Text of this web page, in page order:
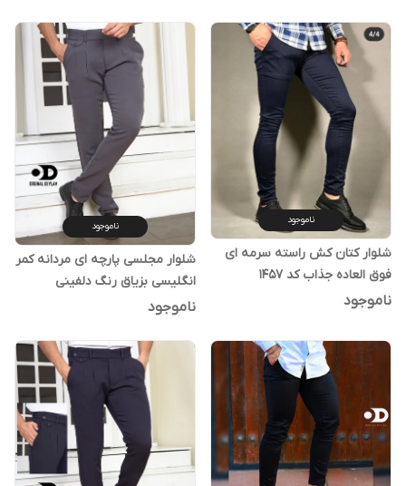
ناموجود
شلوار کتان کش راسته سرمه ای
فوق العاده جذاب کد 1457
ناموجود
ناموجود
شلوار مجلسی پارچه ای مردانه کمر
انگلیسی بزیاق رنگ دلفینی
ناموجود